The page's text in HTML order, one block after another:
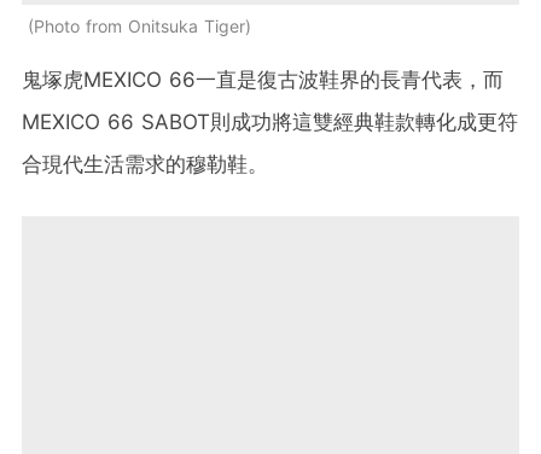
Photo from Onitsuka Tiger
鬼塚虎MEXICO 66一直是復古波鞋界的長青代表，而
MEXICO 66 SABOT則成功將這雙經典鞋款轉化成更符
合現代生活需求的穆勒鞋。